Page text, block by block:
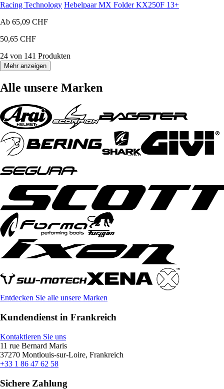
Racing Technology Hebelpaar MX Folder KX250F 13+
Ab 65,09 CHF
50,65 CHF
24 von 141 Produkten
Mehr anzeigen
Alle unsere Marken
Entdecken Sie alle unsere Marken
Kundendienst in Frankreich
Kontaktieren Sie uns
11 rue Bernard Maris
37270 Montlouis-sur-Loire, Frankreich
+33 1 86 47 62 58
Sichere Zahlung